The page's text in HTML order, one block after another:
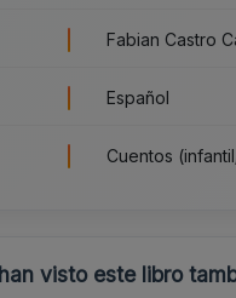
Fabian Castro
Español
Cuentos
visto este libro